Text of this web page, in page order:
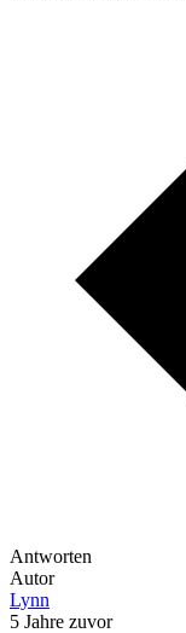
Antworten
Autor
Lynn
5 Jahre zuvor